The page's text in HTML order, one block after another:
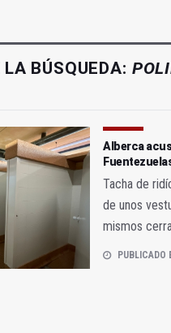
LA BÚSQUEDA:
Alberca
Tacha de
de unos
mismos
PUBLICADO